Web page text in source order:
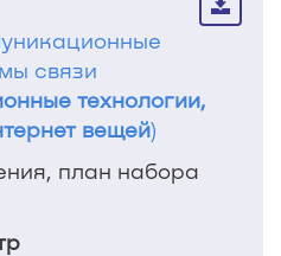
связи
технологии,
вещей)
план набора